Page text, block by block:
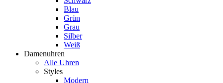
Blau
Grün
Grau
Silber
Weiß
Damenuhren
Alle Uhren
Styles
Modern